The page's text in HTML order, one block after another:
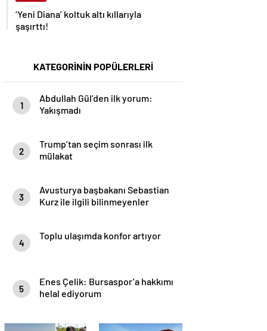
‘Yeni Diana’ koltuk altı kıllarıyla
şaşırttı!
KATEGORİNİN POPÜLERLERİ
1
Abdullah Gül’den ilk yorum:
Yakışmadı
2
Trump’tan seçim sonrası ilk
mülakat
3
Avusturya başbakanı Sebastian
Kurz ile ilgili bilinmeyenler
4
Toplu ulaşımda konfor artıyor
5
Enes Çelik: Bursaspor’a hakkımı
helal ediyorum